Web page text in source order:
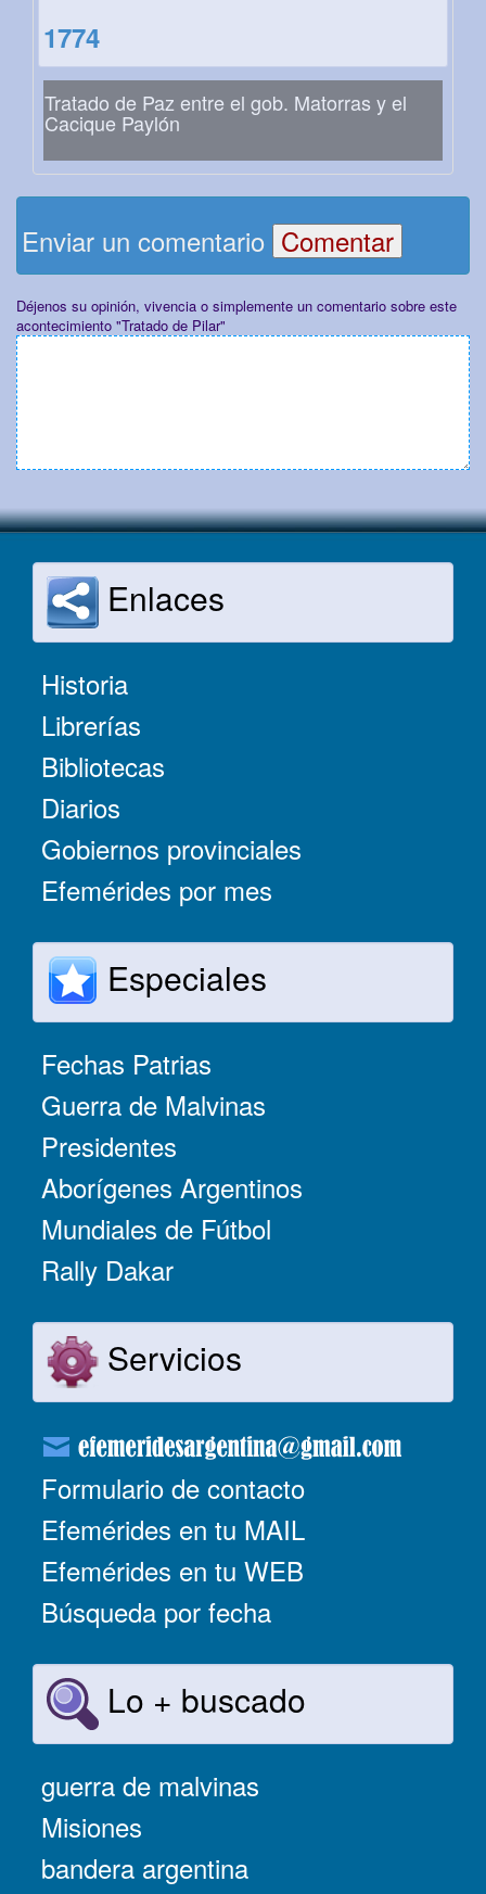
1774
Tratado de Paz entre el gob. Matorras y el
Cacique Paylón
Enviar un comentario
Déjenos su opinión, vivencia o simplemente un comentario sobre este
acontecimiento "Tratado de Pilar"
Enlaces
Historia
Librerías
Bibliotecas
Diarios
Gobiernos provinciales
Efemérides por mes
Especiales
Fechas Patrias
Guerra de Malvinas
Presidentes
Aborígenes Argentinos
Mundiales de Fútbol
Rally Dakar
Servicios
Formulario de contacto
Efemérides en tu MAIL
Efemérides en tu WEB
Búsqueda por fecha
Lo + buscado
guerra de malvinas
Misiones
bandera argentina